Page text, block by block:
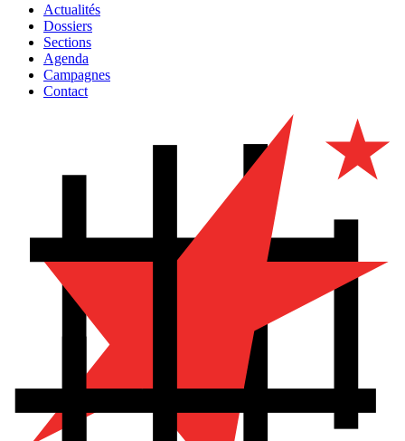
Actualités
Dossiers
Sections
Agenda
Campagnes
Contact